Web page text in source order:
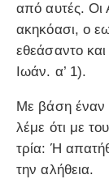
από αυτές. Οι
ακηκόασι, ο
εθεάσαντο
Ιωάν. α’ 1).
Με βάση έναν
λέμε ότι με
τρία: Ή
την αλήθεια.